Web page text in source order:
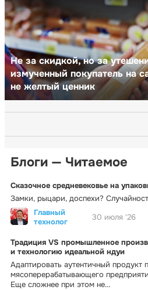
Не за скидкой, но за
измученный покупатель на
не желтый ценник
Блоги — Читаемое
Сказочное средневековье на
Замки, рыцари, доспехи?
Главный
технолог
30 июля '26
Традиция VS промышленное
и технологию идеальной ндуи
Адаптировать аутентичный продукт
мясоперерабатывающего
Еще сложнее при этом не...